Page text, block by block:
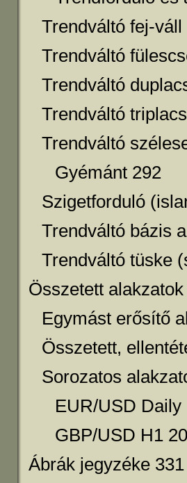
Trendváltó fej-
Trendváltó
Trendváltó
Trendváltó
Trendváltó
Gyémánt 292
Szigetforduló
Trendváltó bázis
Trendváltó tüske
Összetett
Egymást erősítő
Összetett,
Sorozatos
EUR/USD
GBP/USD H1
Ábrák jegyzéke 331